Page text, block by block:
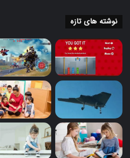
اساسی در سازمان ها است که به
متنوع، اطلاعات مختلف را جمع
نوشته های تازه